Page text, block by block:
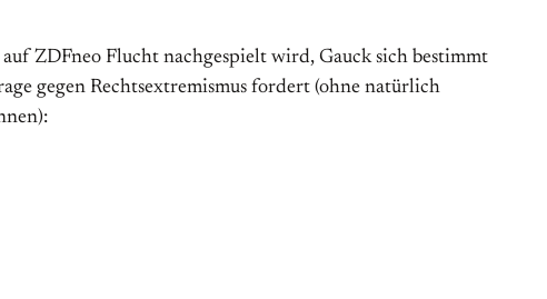
ZDFneo Flucht nachgespielt wird, Gauck sich bestimmt
gegen Rechtsextremismus fordert (ohne natürlich